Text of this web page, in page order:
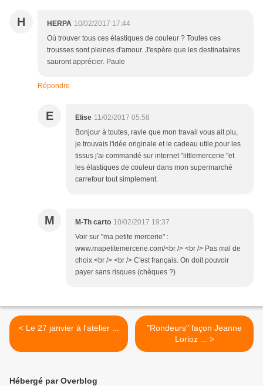
H HERPA 10/02/2017 17:44
Où trouver tous ces élastiques de couleur ? Toutes ces
trousses sont pleines d'amour. J'espère que les destinataires
sauront apprécier. Paule
Répondre
E Elise 11/02/2017 05:58
Bonjour à toutes, ravie que mon travail vous ait plu,
je trouvais l'idée originale et le cadeau utile,pour les
tissus j'ai commandé sur internet "littlemercerie "et
les élastiques de couleur dans mon supermarché
carrefour tout simplement.
M M-Th carto 10/02/2017 19:37
Voir sur "ma petite mercerie" :
www.mapetitemercerie.com/<br /> <br /> Pas mal de
choix.<br /> <br /> C'est français. On doit pouvoir
payer sans risques (chèques ?)
< Le 27 janvier à l'atelier ...
"Rondeurs" façon Jeanne
Lorioz ... >
Hébergé par Overblog